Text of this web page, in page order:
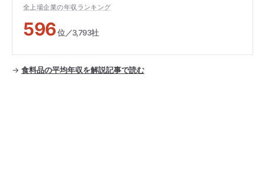
全上場企業の年収ランキング
596位／3,793社
→ 食料品の平均年収を解説記事で読む